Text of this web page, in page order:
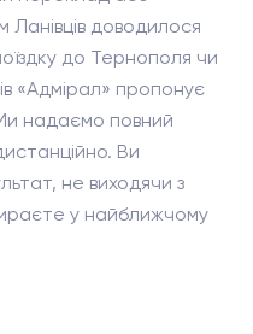
доводилося
до Тернополя чи
«Адмірал» пропонує
надаємо повний
Ви
не виходячи з
у найближчому